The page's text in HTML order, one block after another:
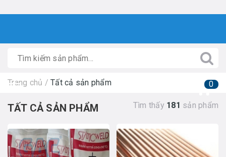
0
Trang chủ / Tất cả sản phẩm
TẤT CẢ SẢN PHẨM Tìm thấy 181 sản phẩm